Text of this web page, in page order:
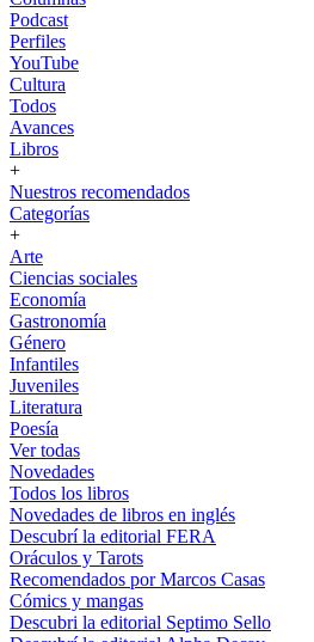
Podcast
Perfiles
YouTube
Cultura
Todos
Avances
Libros
+
Nuestros recomendados
Categorías
+
Arte
Ciencias sociales
Economía
Gastronomía
Género
Infantiles
Juveniles
Literatura
Poesía
Ver todas
Novedades
Todos los libros
Novedades de libros en inglés
Descubrí la editorial FERA
Oráculos y Tarots
Recomendados por Marcos Casas
Cómics y mangas
Descubri la editorial Septimo Sello